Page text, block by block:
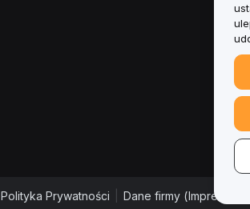
Polityka Prywatności Dane firmy (Impressum)